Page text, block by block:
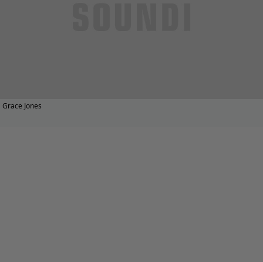
Grace Jones